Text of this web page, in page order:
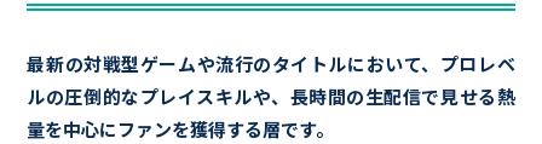
最新の対戦型ゲームや流行のタイトルにおいて、プロレベ
ルの圧倒的なプレイスキルや、長時間の生配信で見せる熱
量を中心にファンを獲得する層です。